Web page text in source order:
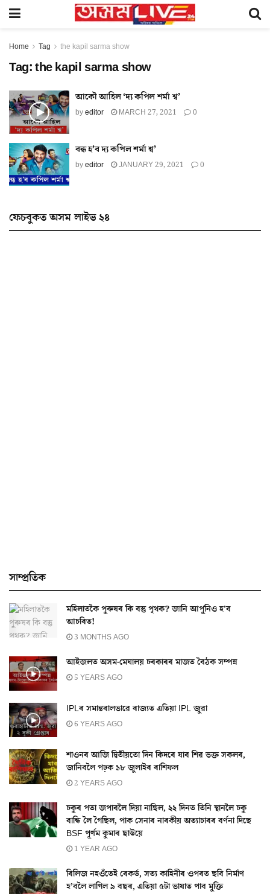
Home Tag the kapil sarma show
Tag:the kapil sarma show
আকৌ আহিল ‘দ্য কপিল শর্মা শ্ব’
byeditor MARCH 27, 2021 0
বন্ধ হ’ব দ্য কপিল শর্মা শ্ব’
byeditor JANUARY 29, 2021 0
ফেচবুকত অসম লাইভ ২৪
সাম্প্ৰতিক
মহিলাতকৈ পুৰুষৰ কি বস্তু পৃথক? জানি আপুনিও হ’ব
আচৰিত!
3 MONTHS AGO
আইজলত অসম-মেঘালয় চৰকাৰৰ মাজত বৈঠক সম্পন্ন
5 YEARS AGO
IPLৰ সমান্তৰালভাৱে ৰাজ্যত এতিয়া IPL জুৱা
6 YEARS AGO
শাওনৰ আজি দ্বিতীয়তো দিন কিদৰে যাব শিৱ ভক্ত সকলৰ,
জানিবলৈ পঢ়ক ১৮ জুলাইৰ ৰাশিফল
2 YEARS AGO
চকুৰ পতা জপাবলৈ দিয়া নাছিল, ২২ দিনত তিনি স্থানলৈ চকু
বান্ধি লৈ গৈছিল, পাক সেনাৰ নাৰকীয় অত্যাচাৰৰ বৰ্ণনা দিছে
BSF পূৰ্ণম কুমাৰ ছাউয়ে
1 YEAR AGO
ৰিলিজ নহওঁতেই ৰেকৰ্ড, সত্য কাহিনীৰ ওপৰত ছবি নিৰ্মাণ
হ’বলৈ লাগিল ৯ বছৰ, এতিয়া ৫টা ভাষাত পাব মুক্তি